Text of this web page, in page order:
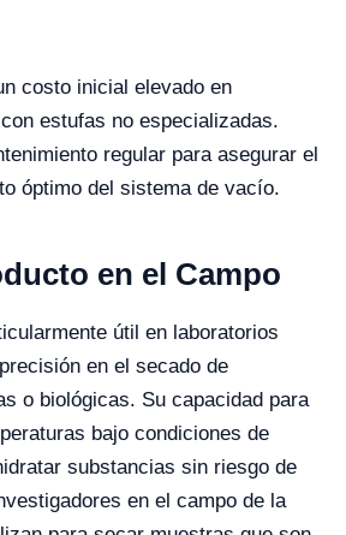
costo inicial elevado en
estufas no especializadas.
regular para asegurar el
óptimo del sistema de vacío.
en el Campo
útil en laboratorios
en el secado de
o biológicas. Su capacidad para
bajo condiciones de
substancias sin riesgo de
en el campo de la